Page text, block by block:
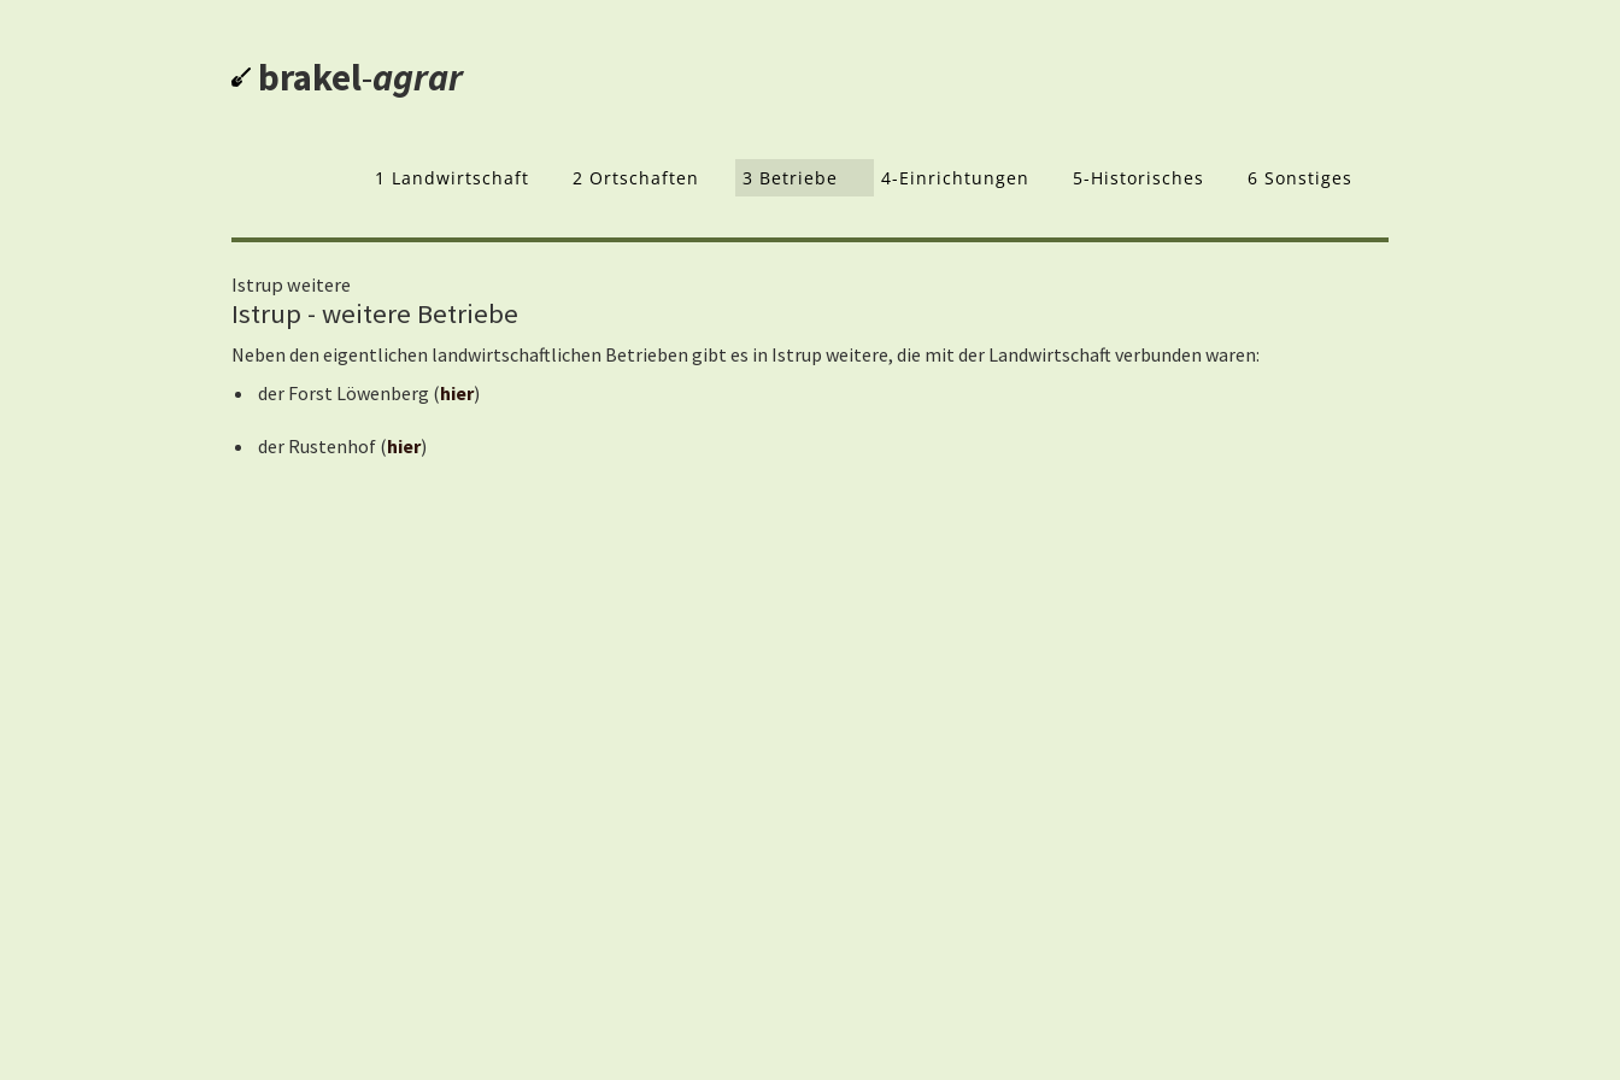
brakel-agrar
1 Landwirtschaft 2 Ortschaften 3 Betriebe 4-Einrichtungen 5-Historisches 6 Sonstiges
Istrup weitere
Istrup - weitere Betriebe
Neben den eigentlichen landwirtschaftlichen Betrieben gibt es in Istrup weitere, die mit der Landwirtschaft verbunden waren:
der Forst Löwenberg (hier)
der Rustenhof (hier)